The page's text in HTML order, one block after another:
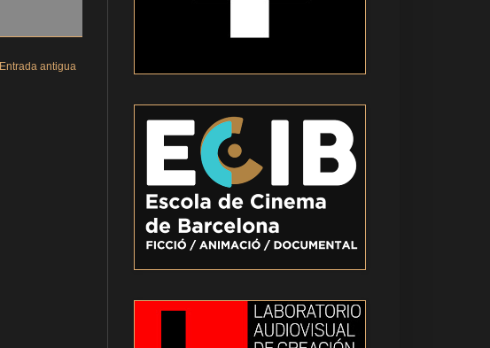
Entrada antigua